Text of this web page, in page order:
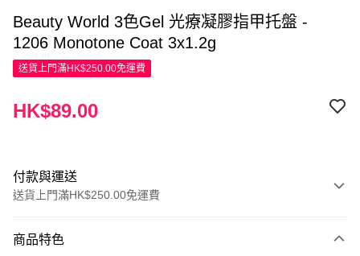
Beauty World 3色Gel 光療凝膠指甲托盤 -
1206 Monotone Coat 3x1.2g
送貨上門滿HK$250.00免運費
HK$89.00
付款與運送
送貨上門滿HK$250.00免運費
信用卡
商品特色